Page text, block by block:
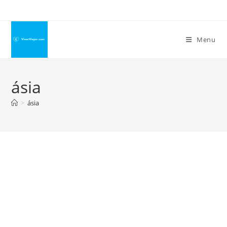
conteúdo
Menu
ásia
> ásia